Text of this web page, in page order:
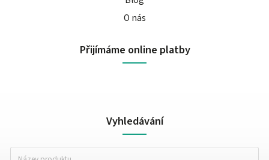
O nás
Přijímáme online platby
Vyhledávání